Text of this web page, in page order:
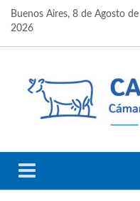
Buenos Aires, 8 de Agosto de
2026